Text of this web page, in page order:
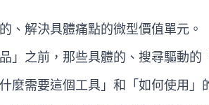
、解決具體痛點的微型價值單元。
」之前，那些具體的、搜尋驅動
麼需要這個工具」和「如何使用